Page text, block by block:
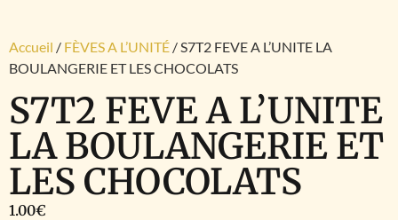
Accueil / FÈVES A L’UNITÉ / S7T2 FEVE A L’UNITE LA
BOULANGERIE ET LES CHOCOLATS
S7T2 FEVE A L’UNITE
LA BOULANGERIE ET
LES CHOCOLATS
1.00€